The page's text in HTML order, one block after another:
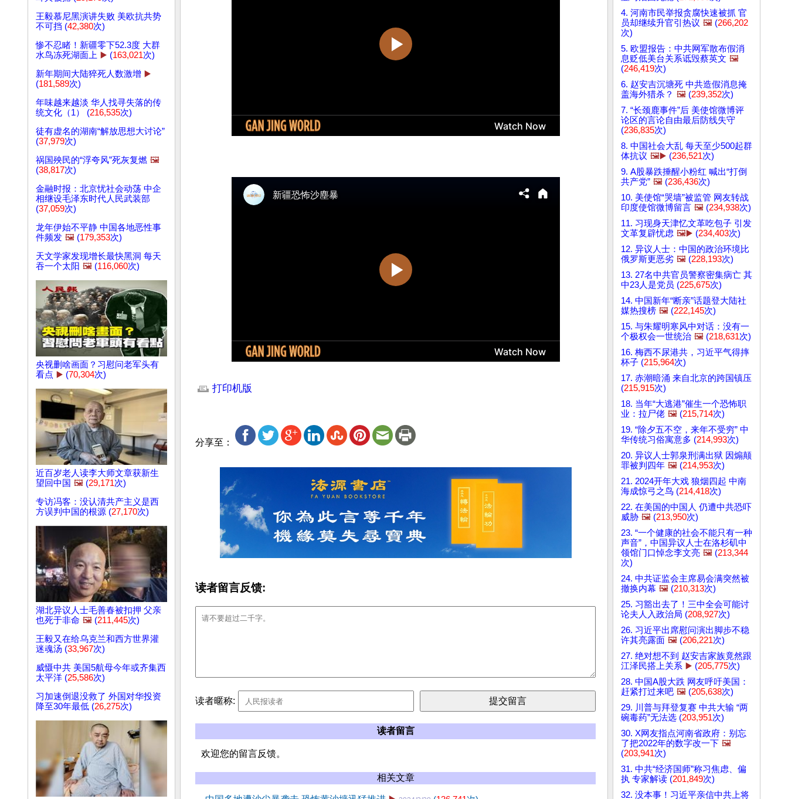
王毅慕尼黑演讲失败 美欧抗共势
不可挡 (42,380次)
惨不忍睹！新疆零下52.3度 大群
水鸟冻死湖面上 ▶️ (163,021次)
新年期间大陆猝死人数激增 ▶️
(181,589次)
年味越来越淡 华人找寻失落的传
统文化（1） (216,535次)
徒有虚名的湖南“解放思想大讨论”
(37,979次)
祸国殃民的“浮夸风”死灰复燃 🖼️
(38,817次)
金融时报：北京忧社会动荡 中企
相继设毛泽东时代人民武装部
(37,059次)
龙年伊始不平静 中国各地恶性事
件频发 🖼️ (179,353次)
天文学家发现增长最快黑洞 每天
吞一个太阳 🖼️ (116,060次)
央视删啥画面？习慰问老军头有
看点 ▶️ (70,304次)
近百岁老人读李大师文章获新生
望回中国 🖼️ (29,171次)
专访冯客：没认清共产主义是西
方误判中国的根源 (27,170次)
湖北异议人士毛善春被扣押 父亲
也死于非命 🖼️ (211,445次)
王毅又在给乌克兰和西方世界灌
迷魂汤 (33,967次)
威慑中共 美国5航母今年或齐集西
太平洋 (25,586次)
习加速倒退没救了 外国对华投资
降至30年最低 (26,275次)
打印机版
分享至：
读者留言反馈:
读者暱称:
读者留言
欢迎您的留言反馈。
相关文章
4. 河南市民举报贪腐快速被抓 官
员却继续升官引热议 🖼️ (266,202
次)
5. 欧盟报告：中共网军散布假消
息贬低美台关系诋毁蔡英文 🖼️
(246,419次)
6. 赵安吉沉塘死 中共造假消息掩
盖海外猎杀？ 🖼️ (239,352次)
7. “长颈鹿事件”后 美使馆微博评
论区的言论自由最后防线失守
(236,835次)
8. 中国社会大乱 每天至少500起群
体抗议 🖼️▶️ (236,521次)
9. A股暴跌捶醒小粉红 喊出“打倒
共产党” 🖼️ (236,436次)
10. 美使馆“哭墙”被监管 网友转战
印度使馆微博留言 🖼️ (234,938次)
11. 习现身天津忆文革吃包子 引发
文革复辟忧虑 🖼️▶️ (234,403次)
12. 异议人士：中国的政治环境比
俄罗斯更恶劣 🖼️ (228,193次)
13. 27名中共官员警察密集病亡 其
中23人是党员 (225,675次)
14. 中国新年“断亲”话题登大陆社
媒热搜榜 🖼️ (222,145次)
15. 与朱耀明寒风中对话：没有一
个极权会一世统治 🖼️ (218,631次)
16. 梅西不尿港共，习近平气得摔
杯子 (215,964次)
17. 赤潮暗涌 来自北京的跨国镇压
(215,915次)
18. 当年“大逃港”催生一个恐怖职
业：拉尸佬 🖼️ (215,714次)
19. “除夕五不空，来年不受穷” 中
华传统习俗寓意多 (214,993次)
20. 异议人士郭泉刑满出狱 因煽颠
罪被判四年 🖼️ (214,953次)
21. 2024开年大戏 狼烟四起 中南
海成惊弓之鸟 (214,418次)
22. 在美国的中国人 仍遭中共恐吓
威胁 🖼️ (213,950次)
23. “一个健康的社会不能只有一种
声音”，中国异议人士在洛杉矶中
领馆门口悼念李文亮 🖼️ (213,344
次)
24. 中共证监会主席易会满突然被
撤换内幕 🖼️ (210,313次)
25. 习豁出去了！三中全会可能讨
论夫人入政治局 (208,927次)
26. 习近平出席慰问演出脚步不稳
许其亮露面 🖼️ (206,221次)
27. 绝对想不到 赵安吉家族竟然跟
江泽民搭上关系 ▶️ (205,775次)
28. 中国A股大跌 网友呼吁美国：
赶紧打过来吧 🖼️ (205,638次)
29. 川普与拜登复赛 中共大输 “两
碗毒药”无法选 (203,951次)
30. X网友指点河南省政府：别忘
了把2022年的数字改一下 🖼️
(203,941次)
31. 中共“经济国师”称习焦虑、偏
执 专家解读 (201,849次)
32. 没本事！习近平亲信中共上将